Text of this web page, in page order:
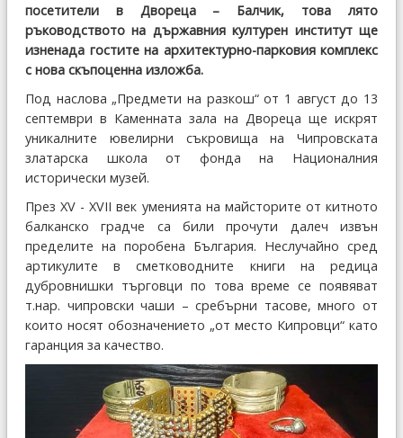
посетители в Двореца – Балчик, това лято
ръководството на държавния културен институт ще
изненада гостите на архитектурно-парковия комплекс
с нова скъпоценна изложба.
Под наслова „Предмети на разкош“ от 1 август до 13
септември в Каменната зала на Двореца ще искрят
уникалните ювелирни съкровища на Чипровската
златарска школа от фонда на Националния
исторически музей.
През XV - XVII век уменията на майсторите от китното
балканско градче са били прочути далеч извън
пределите на поробена България. Неслучайно сред
артикулите в сметководните книги на редица
дубровнишки търговци по това време се появяват
т.нар. чипровски чаши – сребърни тасове, много от
които носят обозначението „от место Кипровци“ като
гаранция за качество.